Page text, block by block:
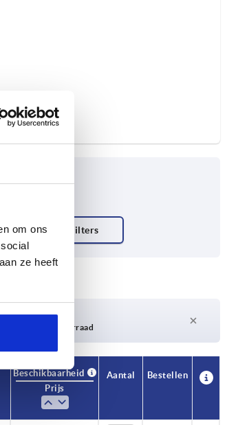
om ons
ze heeft
op aanvraag
niet op voorraad
Beschikbaarheid
Prijs
Aantal Bestellen
Beschikbaarheid
Prijs
Aantal Bestellen